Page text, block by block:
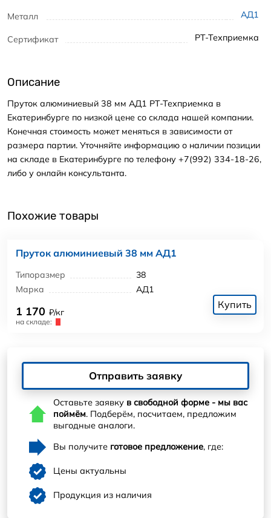
Металл АД1
Сертификат РТ-Техприемка
Описание
Пруток алюминиевый 38 мм АД1 РТ-Техприемка в
Екатеринбурге по низкой цене со склада нашей компании.
Конечная стоимость может меняться в зависимости от
размера партии. Уточняйте информацию о наличии позиции
на складе в Екатеринбурге по телефону +7(992) 334-18-26,
либо у онлайн консультанта.
Похожие товары
Пруток алюминиевый 38 мм АД1
Типоразмер
38
Марка
АД1
1 170 ₽/кг
на складе:
Купить
Отправить заявку
Оставьте заявку в свободной форме - мы вас
поймём. Подберём, посчитаем, предложим
выгодные аналоги.
Вы получите готовое предложение, где:
Цены актуальны
Продукция из наличия